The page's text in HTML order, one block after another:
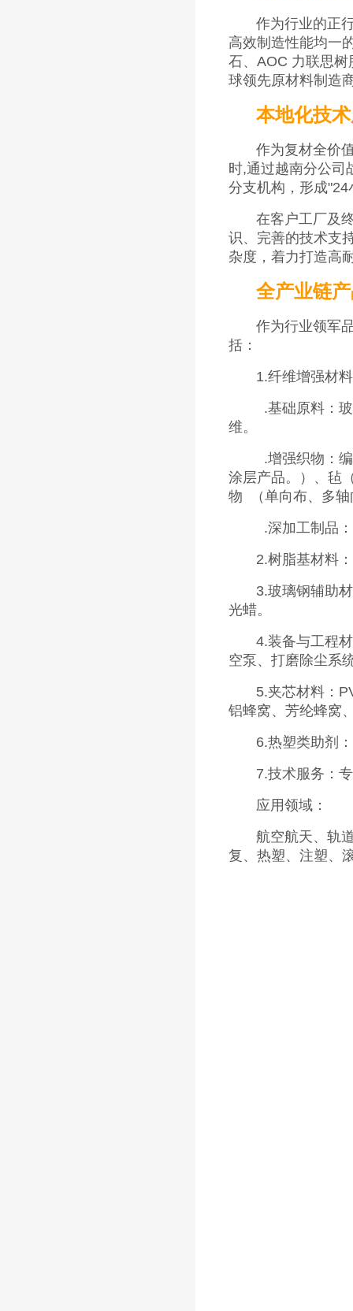
作为行业的正
高效制造性能均一
石、AOC 力联思
球领先原材料制造
本地化技
作为复材全价
时,通过越南分公司
分支机构，形成
在客户工厂及
识、完善的技术支
杂度，着力打造高
全产业链
作为行业领军
括：
1.纤维增强材料
.基础原料：
维。
.增强织物：
涂层产品。）、毡
物 （单向布、多轴
.深加工制品
2.树脂基材料
3.玻璃钢辅助
光蜡。
4.装备与工程
空泵、打磨除尘系
5.夹芯材料：
铝蜂窝、芳纶蜂窝
6.热塑类助剂
7.技术服务：
应用领域：
航空航天、轨
复、热塑、注塑、